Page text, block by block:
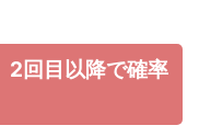
2回目以降で確率